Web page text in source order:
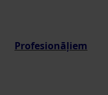
Profesionāļiem